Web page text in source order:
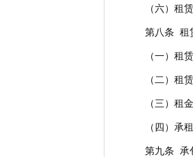
（六）租
第八条 租
（一）租
（二）租
（三）租
（四）承
第九条 承